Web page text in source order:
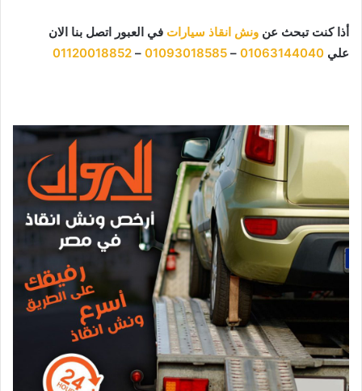
أذا كنت تبحث عن ونش انقاذ سيارات في العبور اتصل بنا الان
علي 01063144040
–
01093018585
–
01120018852